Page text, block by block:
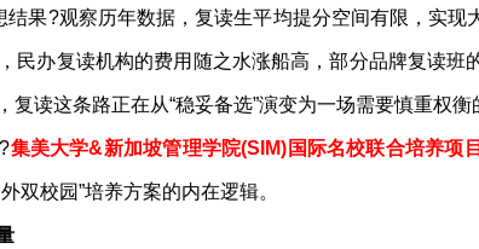
结果?观察历年数据，复读生平均提分空间有限，实
民办复读机构的费用随之水涨船高，部分品牌复读
读这条路正在从“稳妥备选”演变为一场需要慎重权衡
集美大学&新加坡管理学院(SIM)国际名校联合培养项目
双校园”培养方案的内在逻辑。